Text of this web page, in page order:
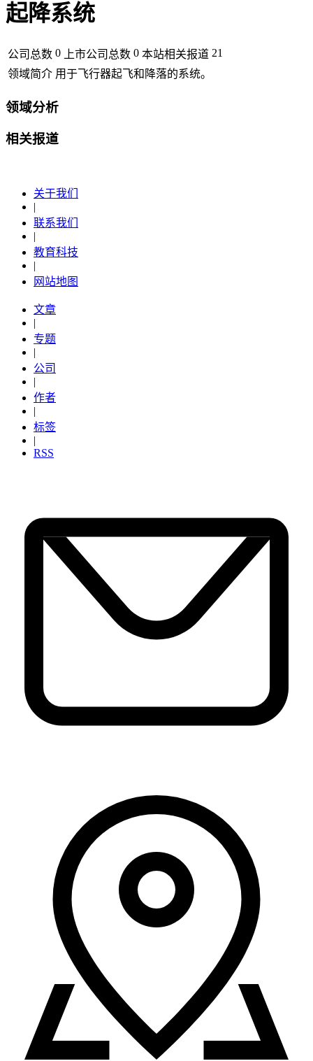
起降系统
公司总数 0 上市公司总数 0 本站相关报道 21
领域简介 用于飞行器起飞和降落的系统。
领域分析
相关报道
关于我们
|
联系我们
|
教育科技
|
网站地图
文章
|
专题
|
公司
|
作者
|
标签
|
RSS